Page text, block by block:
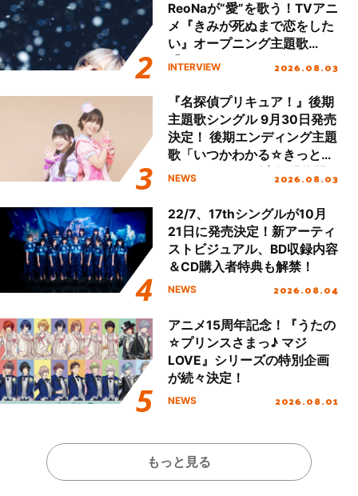
ReoNaが“愛”を歌う！TVアニ
メ『きみが死ぬまで恋をした
い』オープニング主題歌
「Amore」インタビュー
INTERVIEW 2026.08.03
『名探偵プリキュア！』後期
主題歌シングル 9月30日発売
決定！ 後期エンディング主題
歌「いつかわかる☆きっとあ
える」TVサイズ先行配信開
NEWS 2026.08.03
22/7、17thシングルが10月
21日に発売決定！新アーティ
ストビジュアル、BD収録内容
＆CD購入者特典も解禁！
NEWS 2026.08.04
アニメ15周年記念！『うたの
☆プリンスさまっ♪ マジ
LOVE』シリーズの特別企画
が続々決定！
NEWS 2026.08.01
もっと見る